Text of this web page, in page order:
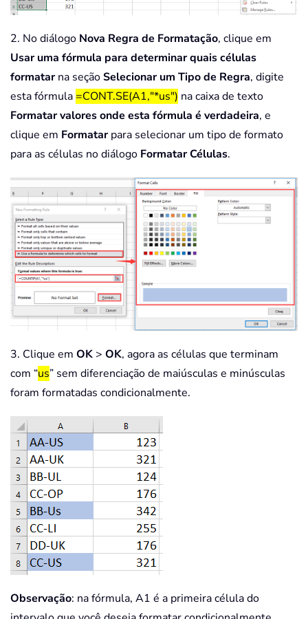
2. No diálogo Nova Regra de Formatação, clique em
Usar uma fórmula para determinar quais células
formatarna seçãoSelecionar um Tipo de Regra, digite
esta fórmula =CONT.SE(A1,"*us") na caixa de texto
Formatar valores onde esta fórmula é verdadeira, e
clique em Formatarpara selecionar um tipo de formato
para as células no diálogo Formatar Células.
3. Clique em OK > OK, agora as células que terminam
com “us” sem diferenciação de maiúsculas e minúsculas
foram formatadas condicionalmente.
Observação: na fórmula, A1 é a primeira célula do